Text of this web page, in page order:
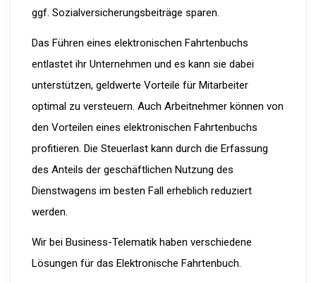
ggf. Sozialversicherungsbeiträge sparen.
Das Führen eines elektronischen Fahrtenbuchs
entlastet ihr Unternehmen und es kann sie dabei
unterstützen, geldwerte Vorteile für Mitarbeiter
optimal zu versteuern. Auch Arbeitnehmer können von
den Vorteilen eines elektronischen Fahrtenbuchs
profitieren. Die Steuerlast kann durch die Erfassung
des Anteils der geschäftlichen Nutzung des
Dienstwagens im besten Fall erheblich reduziert
werden.
Wir bei Business-Telematik haben verschiedene
Lösungen für das Elektronische Fahrtenbuch.